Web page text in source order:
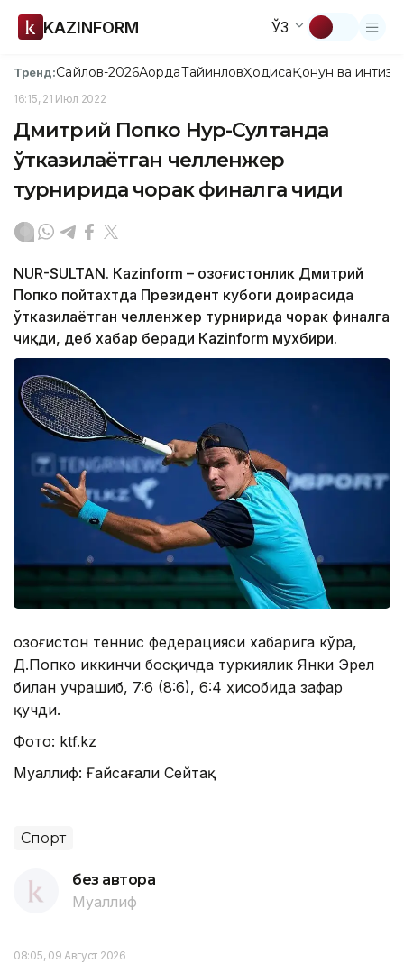
KAZINFORM ЎЗ
Тренд:Сайлов-2026АқордаТайинловҲодисаҚонун ва
16:15, 21 Июл 2022
Дмитрий Попко Нур-Султанда
ўтказилаётган челленжер
турнирида чорак финалга чиқди
NUR-SULTAN. Кazinform – Қозоғистонлик Дмитрий
Попко пойтахтда Президент кубоги доирасида
ўтказилаётган челленжер турнирида чорак финалга
чиқди, деб хабар беради Кazinform мухбири.
Қозоғистон теннис федерацияси хабарига кўра,
Д.Попко иккинчи босқичда туркиялик Янки Эрел
билан учрашиб, 7:6 (8:6), 6:4 ҳисобида зафар
қучди.
Фото: ktf.kz
Муаллиф: Ғайсағали Сейтақ
Спорт
без автора
Муаллиф
08:05, 09 Август 2026